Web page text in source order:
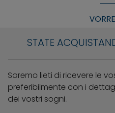
STATE
Saremo lieti di ricevere le
preferibilmente con i
dei vostri sogni.